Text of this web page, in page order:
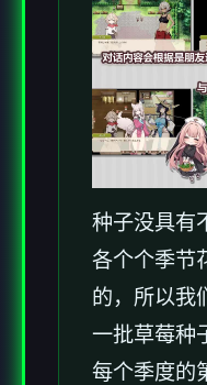
种子没具有
各个个季节
的，所以我
一批草莓种
每个季度的